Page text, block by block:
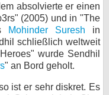
absolvierte er einen
(2005) und in "The
Mohinder Suresh in
schließlich weltweit
wurde Sendhil
" an Bord geholt.
ist er sehr diskret. Es